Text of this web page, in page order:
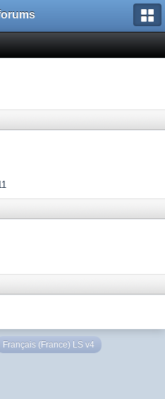
Français (France) LS v4